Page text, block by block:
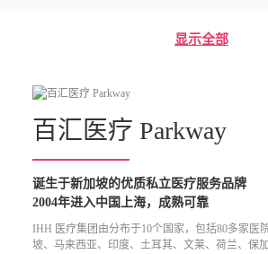
显示全部
百汇医疗 Parkway
诞生于新加坡的优质私立医疗服务品牌
2004年进入中国上海，成熟可靠
IHH 医疗集团由分布于10个国家，包括80多家医
坡、马来西亚、印度、土耳其、文莱、荷兰、保